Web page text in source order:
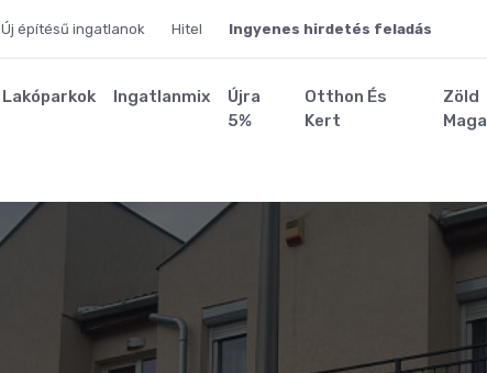
Új építésű ingatlanok Hitel Ingyenes hirdetés feladás
Lakóparkok Ingatlanmix
Újra
5%
Otthon És
Kert
Zöld